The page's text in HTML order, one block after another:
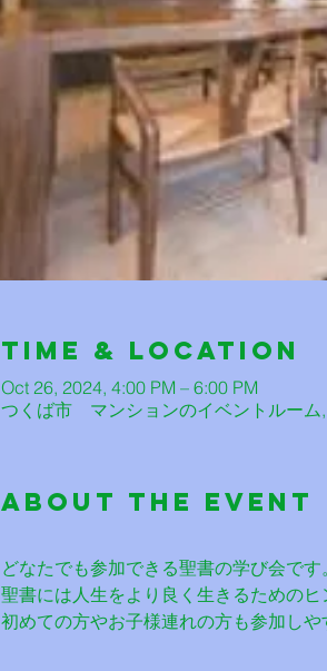
Time & Location
Oct 26, 2024, 4:00 PM – 6:00 PM
つくば市 マンションのイベントルーム
About The Event
どなたでも参加できる聖書の学び会です。
聖書には人生をより良く生きるための
初めての方やお子様連れの方も参加し